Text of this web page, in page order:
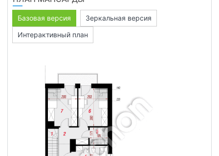
Базовая версия
Зеркальная версия
Интерактивный план